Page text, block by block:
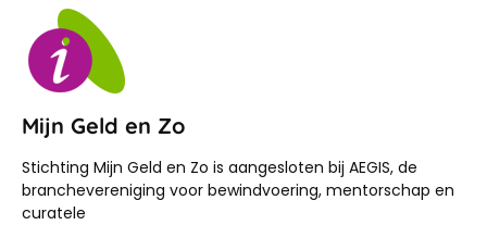
Mijn Geld en Zo
Stichting Mijn Geld en Zo is aangesloten bij AEGIS, de
branchevereniging voor bewindvoering, mentorschap en
curatele